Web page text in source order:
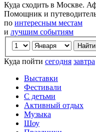
Куда сходить в Москве.
Помощник и
по интересным местам
и лучшим событиям
Куда пойти сегодня завтра
Выставки
Фестивали
С детьми
Активный отдых
Музыка
Шоу